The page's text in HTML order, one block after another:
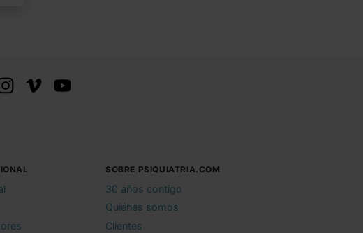
SOBRE PSIQUIATRIA.COM
30 años contigo
Quiénes somos
Clientes